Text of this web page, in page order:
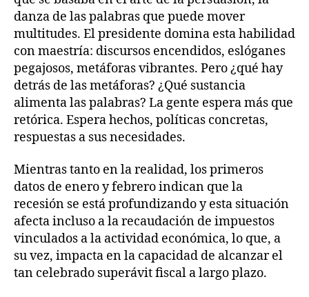
danza de las palabras que puede mover
multitudes. El presidente domina esta habilidad
con maestría: discursos encendidos, eslóganes
pegajosos, metáforas vibrantes. Pero ¿qué hay
detrás de las metáforas? ¿Qué sustancia
alimenta las palabras? La gente espera más que
retórica. Espera hechos, políticas concretas,
respuestas a sus necesidades.
Mientras tanto en la realidad, los primeros
datos de enero y febrero indican que la
recesión se está profundizando y esta situación
afecta incluso a la recaudación de impuestos
vinculados a la actividad económica, lo que, a
su vez, impacta en la capacidad de alcanzar el
tan celebrado superávit fiscal a largo plazo.